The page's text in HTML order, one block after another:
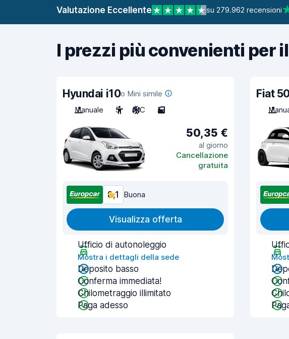
Valutazione Eccellente su 279.962 recensioni
I prezzi più convenienti per
Hyundai i10o Mini simile
Manuale
5 A/C 5
50,35 €
al giorno
Cancellazione
gratuita
8,1 Buona
Visualizza offerta
Ufficio di autonoleggio
Mostra i dettagli della sede
Deposito basso
Conferma immediata!
Chilometraggio illimitato
Paga adesso
Fiat